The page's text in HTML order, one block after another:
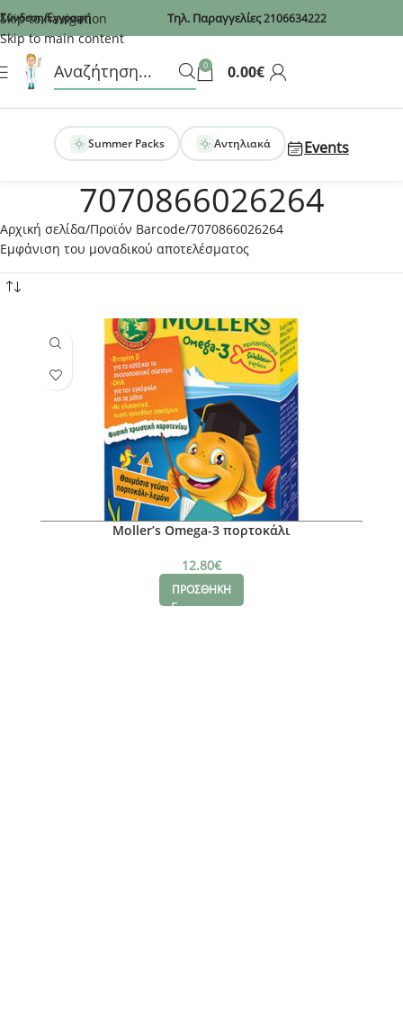
Recaptcha
Skip to navigation
Skip to main content
Σύνδεση/Εγγραφή Τηλ. Παραγγελίες2106634222
0 0.00€
Summer Packs Αντηλιακά Events
7070866026264
Αρχική σελίδα Προϊόν Barcode 7070866026264
Εμφάνιση του μοναδικού αποτελέσματος
Moller’s Omega-3 πορτοκάλι
12.80€
ΠΡΟΣΘΗΚΗ